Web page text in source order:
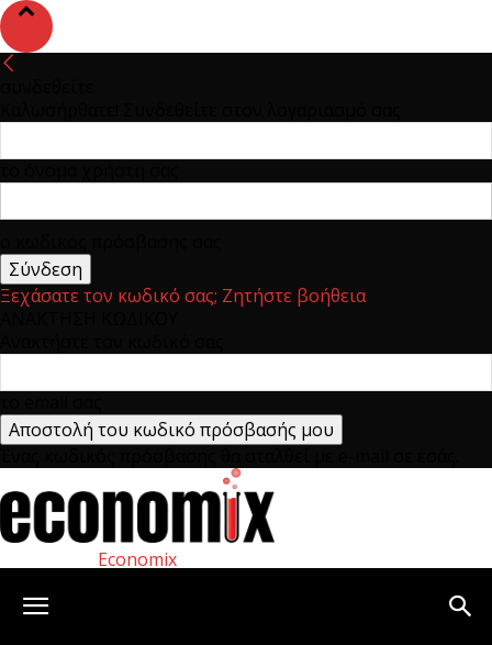
Ξεχάσατε τον κωδικό σας; Ζητήστε βοήθεια
Economix